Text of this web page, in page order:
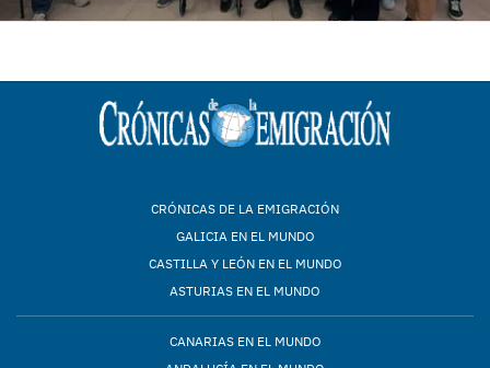
CRÓNICAS DE LA EMIGRACIÓN
GALICIA EN EL MUNDO
CASTILLA Y LEÓN EN EL MUNDO
ASTURIAS EN EL MUNDO
CANARIAS EN EL MUNDO